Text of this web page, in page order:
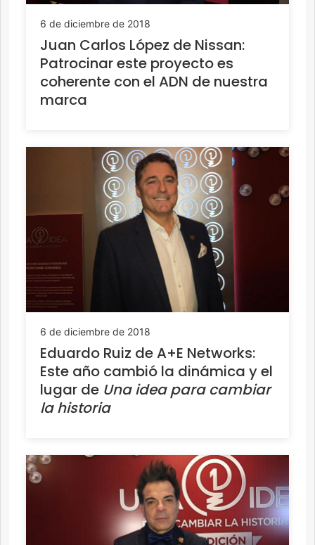
6 de diciembre de 2018
Juan Carlos López de Nissan:
Patrocinar este proyecto es
coherente con el ADN de nuestra
marca
6 de diciembre de 2018
Eduardo Ruiz de A+E Networks:
Este año cambió la dinámica y el
lugar de Una idea para cambiar
la historia